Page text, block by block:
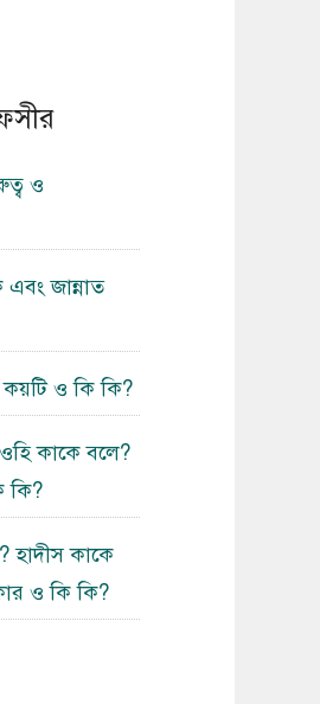
ও
এবং জান্নাত
কয়টি ও কি কি?
কাকে বলে?
কি?
হাদীস কাকে
ও কি কি?